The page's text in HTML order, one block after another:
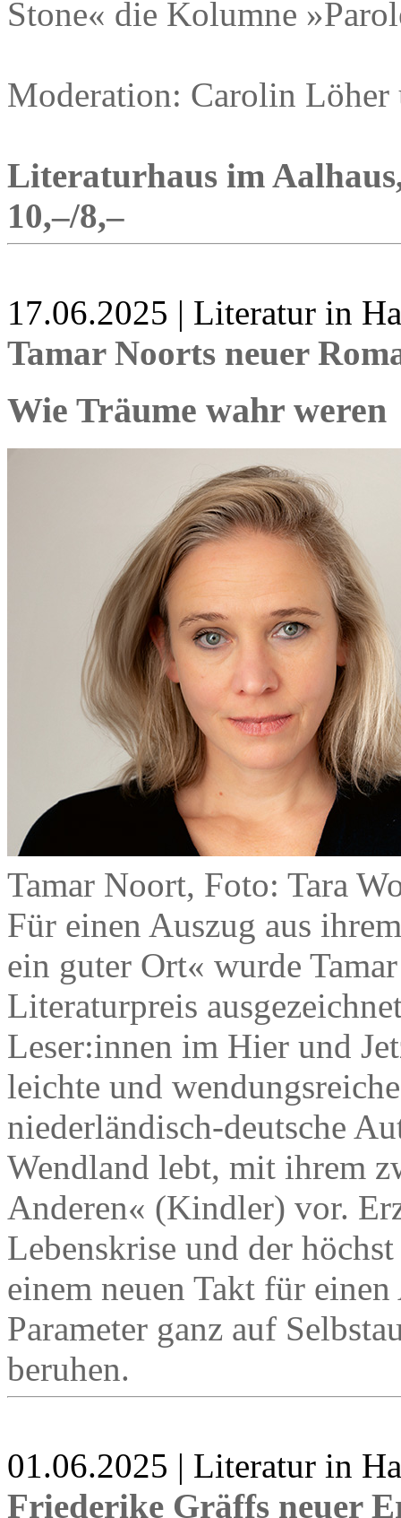
Stone« die Kolumne
Moderation: Carolin Löher
Literaturhaus im
10,–/8,–
17.06.2025 | Literatur in
Tamar Noorts neuer
Wie Träume wahr weren
Tamar Noort, Foto: Tara
Für einen Auszug aus
ein guter Ort« wurde
Literaturpreis
Leser:innen im Hier und
leichte und
niederländisch-deutsche
Wendland lebt, mit ihrem
Anderen« (Kindler) vor.
Lebenskrise und der
einem neuen Takt für
Parameter ganz auf
beruhen.
01.06.2025 | Literatur in
Friederike Gräffs neuer